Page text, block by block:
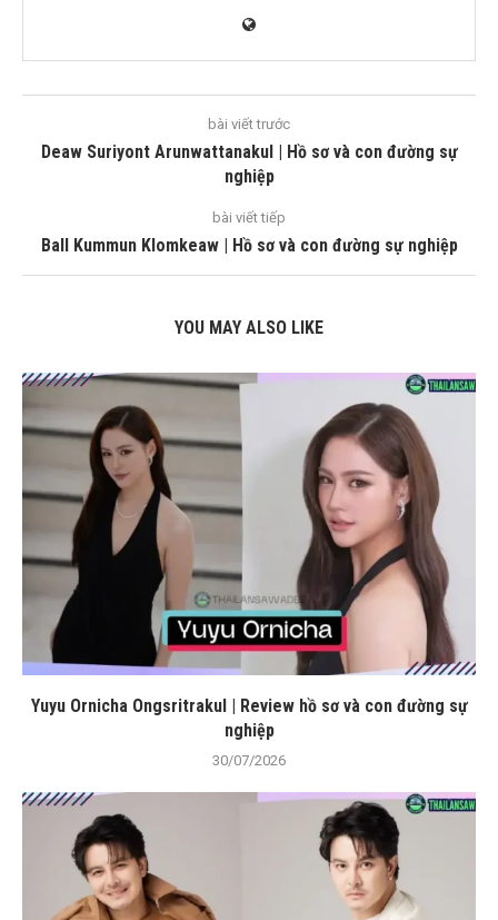
bài viết trước
Deaw Suriyont Arunwattanakul | Hồ sơ và con đường sự
nghiệp
bài viết tiếp
Ball Kummun Klomkeaw | Hồ sơ và con đường sự nghiệp
YOU MAY ALSO LIKE
Yuyu Ornicha Ongsritrakul | Review hồ sơ và con đường sự
nghiệp
30/07/2026